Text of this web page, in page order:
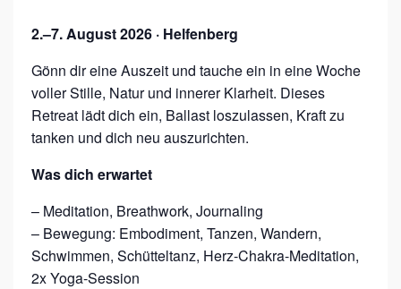
R
R
E
T
R
E
A
T
2.–7.August 2026 · Helfenberg
Gönn dir eine Auszeit und tauche ein in eine Woche
voller Stille, Natur und innerer Klarheit. Dieses
Retreat lädt dich ein, Ballast loszulassen, Kraft zu
tanken und dich neu auszurichten.
Was dich erwartet
– Meditation, Breathwork, Journaling
– Bewegung: Embodiment, Tanzen, Wandern,
Schwimmen, Schütteltanz, Herz-Chakra-Meditation,
2x Yoga-Session